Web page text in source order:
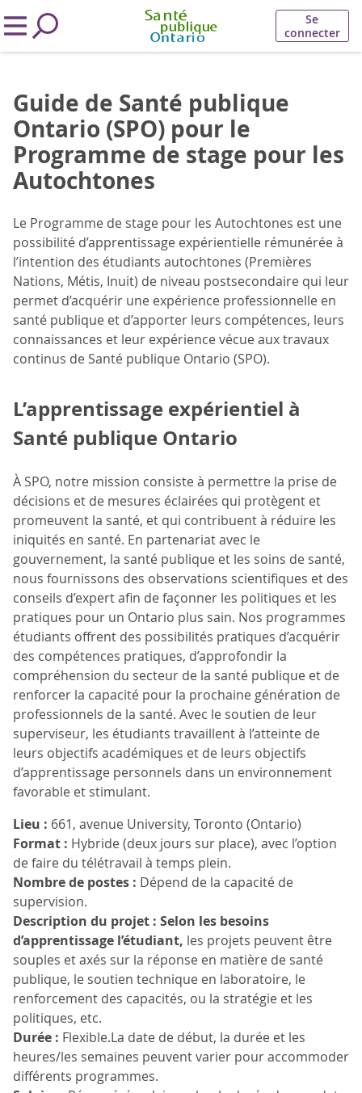
Se
connecter
Guide de Santé publique
Ontario (SPO) pour le
Programme de stage pour les
Autochtones
Le Programme de stage pour les Autochtones est une
possibilité d’apprentissage expérientielle rémunérée à
l’intention des étudiants autochtones (Premières
Nations, Métis, Inuit) de niveau postsecondaire qui leur
permet d’acquérir une expérience professionnelle en
santé publique et d’apporter leurs compétences, leurs
connaissances et leur expérience vécue aux travaux
continus de Santé publique Ontario (SPO).
L’apprentissage expérientiel à
Santé publique Ontario
À SPO, notre mission consiste à permettre la prise de
décisions et de mesures éclairées qui protègent et
promeuvent la santé, et qui contribuent à réduire les
iniquités en santé. En partenariat avec le
gouvernement, la santé publique et les soins de santé,
nous fournissons des observations scientifiques et des
conseils d’expert afin de façonner les politiques et les
pratiques pour un Ontario plus sain. Nos programmes
étudiants offrent des possibilités pratiques d’acquérir
des compétences pratiques, d’approfondir la
compréhension du secteur de la santé publique et de
renforcer la capacité pour la prochaine génération de
professionnels de la santé. Avec le soutien de leur
superviseur, les étudiants travaillent à l’atteinte de
leurs objectifs académiques et de leurs objectifs
d’apprentissage personnels dans un environnement
favorable et stimulant.
Lieu : 661, avenue University, Toronto (Ontario)
Format : Hybride (deux jours sur place), avec l’option
de faire du télétravail à temps plein.
Nombre de postes : Dépend de la capacité de
supervision.
Description du projet : Selon les besoins
d’apprentissage l’étudiant, les projets peuvent être
souples et axés sur la réponse en matière de santé
publique, le soutien technique en laboratoire, le
renforcement des capacités, ou la stratégie et les
politiques, etc.
Durée : Flexible.La date de début, la durée et les
heures/les semaines peuvent varier pour accommoder
différents programmes.